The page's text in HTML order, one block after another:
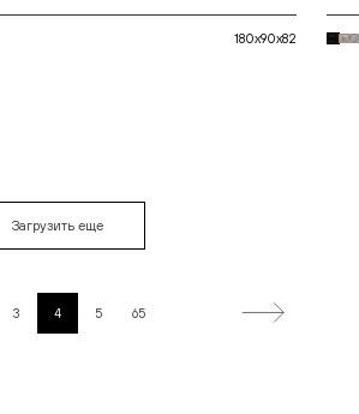
180x90x82
Загрузить еще
3 4 5 65